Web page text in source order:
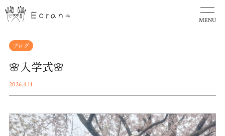
MENU
ブログ
🌸入学式🌸
2026.4.11